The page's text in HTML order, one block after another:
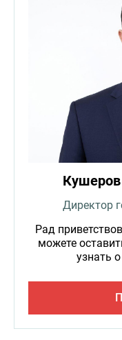
Директор
Рад
можете
узнать